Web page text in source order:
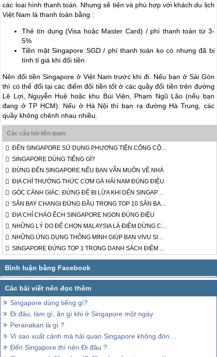
các loại hình thanh toán. Nhưng sẽ tiện và phù hợp với khách du lịch
Việt Nam là thanh toán bằng :
Thẻ tín dụng (Visa hoặc Master Card) / phí thanh toán từ 3-
5%
Tiền mặt Singapore SGD / phí thanh toán ko có nhưng đã bị
tính tỉ giá khi đổi tiền
Nên đổi tiền Singapore ở Việt Nam trước khi đi. Nếu bạn ở Sài Gòn
thì có thể đổi tại các điểm đổi tiền tốt ở các quầy đổi tiền trên đường
Lê Lợi, Nguyễn Huệ hoặc khu Bùi Viện, Phạm Ngũ Lão (nếu bạn
đang ở TP HCM). Nếu ở Hà Nội thì bạn ra đường Hà Trung, các
quầy không chênh nhau nhiều.
ĐẾN SINGAPORE SỬ DỤNG PHƯƠNG TIỆN CÔNG CỘNG CHÍNH GÌ ĐỂ DI CHUYỂN?
SINGAPORE DÙNG TIẾNG GÌ?
ĐỪNG ĐẾN SINGAPORE NẾU BẠN VẪN MUỐN VỀ NHÀ
ĐỊA CHỈ THƯỞNG THỨC CƠM GÀ HẢI NAM ĐÚNG ĐIỆU
GÓC CẢNH GIÁC: ĐỪNG ĐỂ BỊ LỪA KHI DẾN SINGAPORE
SÂN BAY CHANGI ĐỨNG ĐẦU TRONG TOP 10 SÂN BAY TỐT NHẤT THẾ GIỚI
ĐỊA CHỈ CHÁO ẾCH SINGAPORE NGON ĐÚNG ĐIỆU
NHỮNG LÝ DO ĐỂ CHỌN MALAYSIA LÀ ĐIỂM DỪNG CHÂN TIẾP THEO
NHỮNG ỨNG DỤNG THÔNG MINH GIÚP BẠN VIVU SINGAPORE DỄ DÀNG
SINGAPORE ĐỨNG TOP 1 TRONG DANH SÁCH ĐIỂM AN TOÀN NHẤT THẾ GIỚI
Singapore dùng tiếng gì?
Đi đâu, làm gì, ăn gì khi ở Singapore một ngày
Peranakan là gì ?
Vì sao xuất cảnh mà hải quan Singapore không đóng dấu mộc?
Đến Singapore thì nên Đi đâu ?